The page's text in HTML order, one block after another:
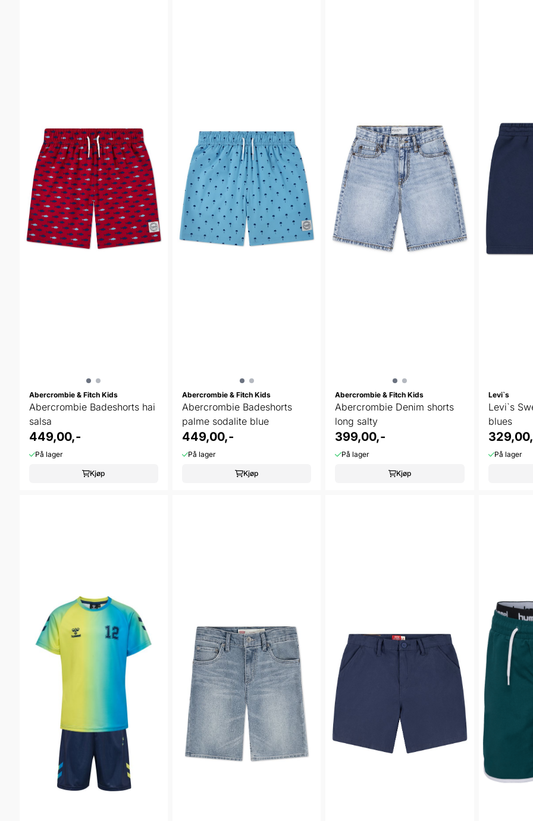
Abercrombie & Fitch Kids
Abercrombie Badeshorts hai
salsa
449,00,-
På lager
Kjøp
Abercrombie & Fitch Kids
Abercrombie Badeshorts
palme sodalite blue
449,00,-
På lager
Kjøp
Abercrombie & Fitch Kids
Abercrombie Denim shorts
long salty
399,00,-
På lager
Kjøp
Levi`s
Levi`s
blues
På lager